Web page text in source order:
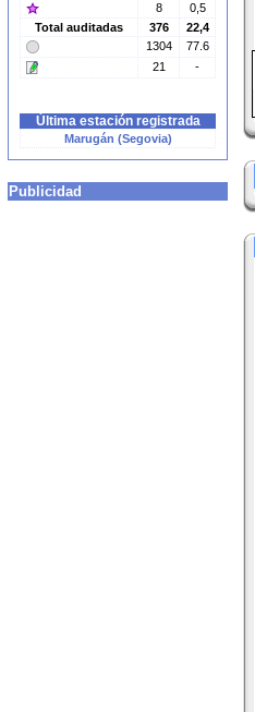
8
0,5
Total auditadas
376
22,4
1304
77.6
21
-
Última estación registrada
Marugán (Segovia)
Publicidad